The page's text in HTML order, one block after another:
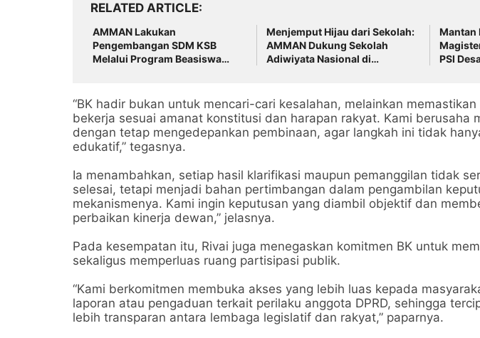
RELATED ARTICLE
AMMAN Lakukan
Pengembangan SDM KSB
Melalui Program Beasiswa
Menjemput Hijau dari Sekolah:
AMMAN Dukung Sekolah
Adiwiyata Nasional di
Mantan
PSI
“BK hadir bukan untuk mencari-cari kesalahan, melainkan memastikan
bekerja sesuai amanat konstitusi dan harapan rakyat. Kami berusaha
dengan tetap mengedepankan pembinaan, agar langkah ini tidak
edukatif,” tegasnya.
Ia menambahkan, setiap hasil klarifikasi maupun pemanggilan tidak
selesai, tetapi menjadi bahan pertimbangan dalam pengambilan
mekanismenya. Kami ingin keputusan yang diambil objektif dan
perbaikan kinerja dewan,” jelasnya.
Pada kesempatan itu, Rivai juga menegaskan komitmen BK untuk
sekaligus memperluas ruang partisipasi publik.
“Kami berkomitmen membuka akses yang lebih luas kepada
laporan atau pengaduan terkait perilaku anggota DPRD, sehingga
lebih transparan antara lembaga legislatif dan rakyat,” paparnya.